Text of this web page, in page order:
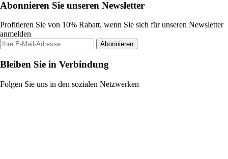
Abonnieren Sie unseren Newsletter
Profitieren Sie von 10% Rabatt, wenn Sie sich für unseren Newsletter
anmelden
Abonnieren
Bleiben Sie in Verbindung
Folgen Sie uns in den sozialen Netzwerken